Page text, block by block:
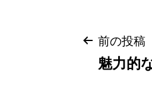
投
稿
前の投稿
魅力的